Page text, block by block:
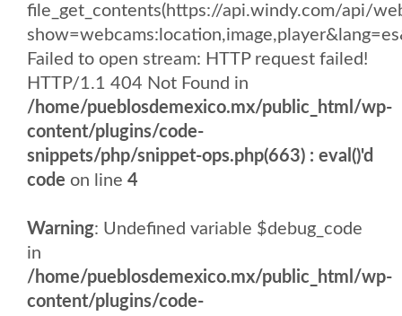
file_get_contents(https://api.windy.com/api/
Failed to open stream: HTTP request failed!
HTTP/1.1 404 Not Found in
/home/pueblosdemexico.mx/public_html/wp-
content/plugins/code-
snippets/php/snippet-ops.php(663) : eval()'d
code on line 4
Warning: Undefined variable $debug_code
in
/home/pueblosdemexico.mx/public_html/wp-
content/plugins/code-